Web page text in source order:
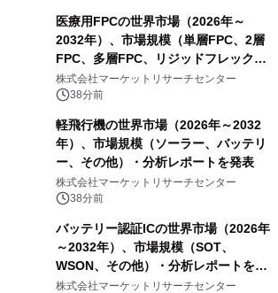
医療用FPCの世界市場（2026年～
2032年）、市場規模（単層FPC、2層
FPC、多層FPC、リジッドフレックス
PCB）・分析レポートを発表
株式会社マーケットリサーチセンター
38分前
軽飛行機の世界市場（2026年～2032
年）、市場規模（ソーラー、バッテリ
ー、その他）・分析レポートを発表
株式会社マーケットリサーチセンター
38分前
バッテリー認証ICの世界市場（2026年
～2032年）、市場規模（SOT、
WSON、その他）・分析レポートを発
表
株式会社マーケットリサーチセンター